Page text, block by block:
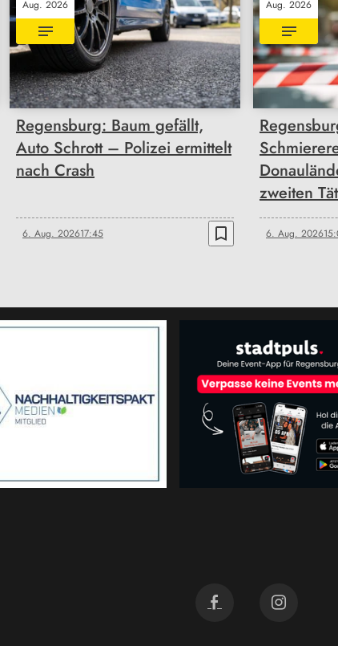
Aug. 2026
Regensburg: Baum gefällt,
Auto Schrott – Polizei ermittelt
nach Crash
6. Aug. 202617:45 bookmark_border
Aug. 2026
zweiten
6. Aug. 2026